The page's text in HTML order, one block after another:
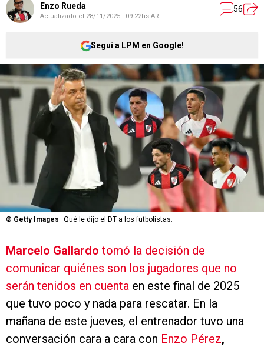
Enzo Rueda
Actualizado el 28/11/2025 - 09:22hs ART
56
Seguí a LPM en Google!
© Getty Images Qué le dijo el DT a los futbolistas.
Marcelo Gallardo tomó la decisión de
comunicar quiénes son los jugadores que no
serán tenidos en cuenta en este final de 2025
que tuvo poco y nada para rescatar. En la
mañana de este jueves, el entrenador tuvo una
conversación cara a cara con Enzo Pérez,